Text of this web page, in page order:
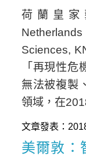
荷蘭皇家
Sciences,
「再現性
無法被複製
領域，在
文章發表：
美爾敦：